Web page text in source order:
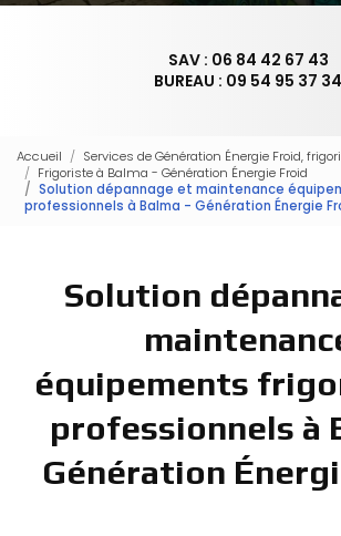
SAV : 06 84 42 67 43
BUREAU : 09 54 95 37 34
Accueil
Services de Génération Énergie Froid,
Frigoriste à Balma - Génération Énergie Froid
Solution dépannage et maintenance
professionnels à Balma - Génération Énergie
Solution
équipements
professionnels à
Génération